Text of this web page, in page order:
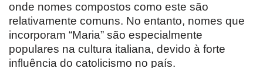
onde nomes compostos como este são
relativamente comuns. No entanto, nomes que
incorporam “Maria” são especialmente
populares na cultura italiana, devido à forte
influência do catolicismo no país.